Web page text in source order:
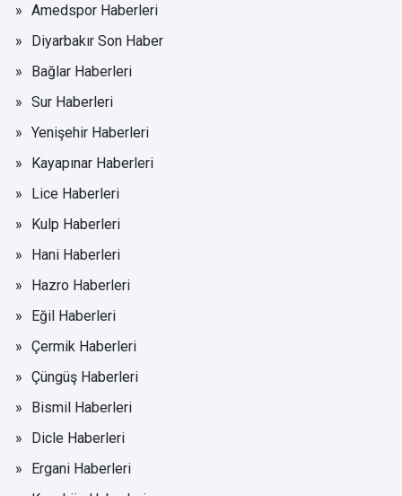
Amedspor Haberleri
Diyarbakır Son Haber
Bağlar Haberleri
Sur Haberleri
Yenişehir Haberleri
Kayapınar Haberleri
Lice Haberleri
Kulp Haberleri
Hani Haberleri
Hazro Haberleri
Eğil Haberleri
Çermik Haberleri
Çüngüş Haberleri
Bismil Haberleri
Dicle Haberleri
Ergani Haberleri